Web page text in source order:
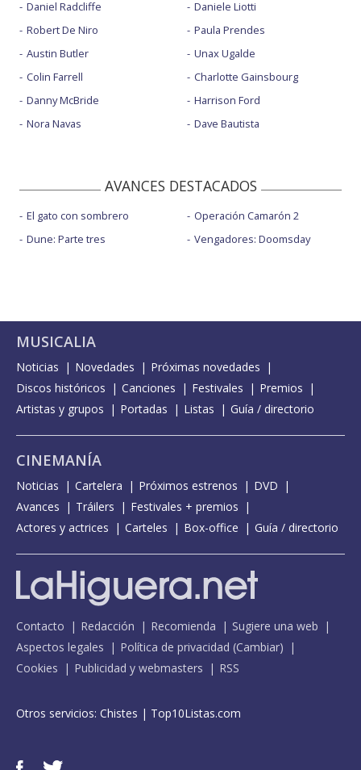
Daniel Radcliffe
Robert De Niro
Austin Butler
Colin Farrell
Danny McBride
Nora Navas
Daniele Liotti
Paula Prendes
Unax Ugalde
Charlotte Gainsbourg
Harrison Ford
Dave Bautista
AVANCES DESTACADOS
El gato con sombrero
Dune: Parte tres
Operación Camarón 2
Vengadores: Doomsday
MUSICALIA
Noticias Novedades
Próximas novedades
Discos históricos
Canciones Festivales
Premios
Artistas y grupos
Portadas Listas Guía / directorio
CINEMANÍA
Noticias Cartelera Próximos estrenos
DVD
Avances
Tráilers
Festivales + premios
Actores y actrices
Carteles Box-office Guía / directorio
Contacto Redacción Recomienda
Sugiere una web
Aspectos legales
Política de privacidad (Cambiar)
Cookies
Publicidad y webmasters RSS
Otros servicios: Chistes | Top10Listas.com